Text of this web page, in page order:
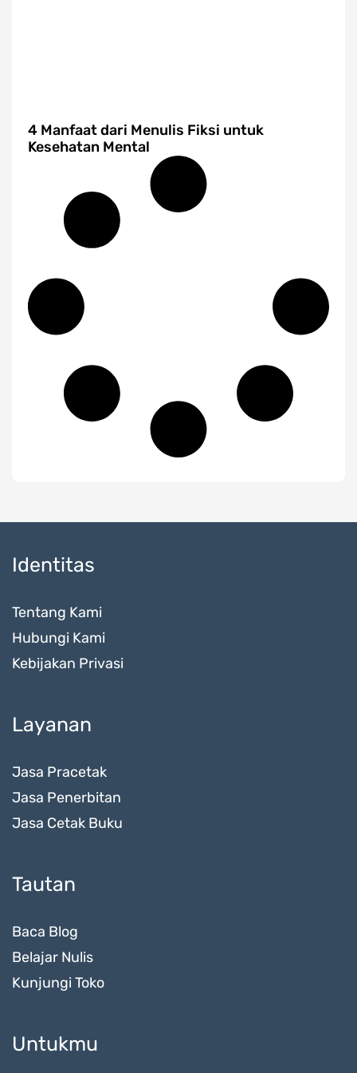
4 Manfaat dari Menulis Fiksi untuk
Kesehatan Mental
Identitas
Tentang Kami
Hubungi Kami
Kebijakan Privasi
Layanan
Jasa Pracetak
Jasa Penerbitan
Jasa Cetak Buku
Tautan
Baca Blog
Belajar Nulis
Kunjungi Toko
Untukmu